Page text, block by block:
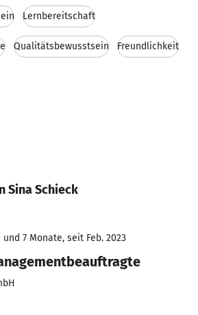
Lernbereitschaft
Qualitätsbewusstsein Freundlichkeit
Sina Schieck
und 7 Monate, seit Feb. 2023